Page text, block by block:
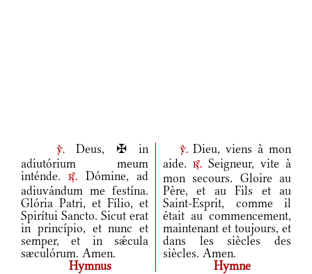
v.Deus, ✠ in
adiutórium meum
inténde.r.
Dómine, ad
adiuvándum me festína.
Glória Patri, et Fílio, et
Spirítui Sancto. Sicut erat
in princípio, et nunc et
semper, et in sǽcula
sæculórum. Amen.
v.Dieu, viens à mon
aide.
r. Seigneur, vite à
mon secours. Gloire au
Père, et au Fils et au
Saint-Esprit, comme il
était au commencement,
maintenant et toujours, et
dans les siècles des
siècles. Amen.
Hymnus
Hymne